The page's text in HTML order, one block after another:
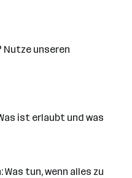
Nutze unseren
ist erlaubt und was
tun, wenn alles zu